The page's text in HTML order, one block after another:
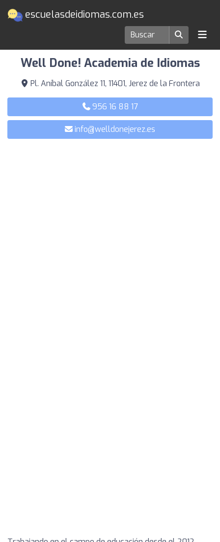
escuelasdeidiomas.com.es
Escuelas de idiomas en Jerez de la Frontera
Well Done! Academia de Idiomas
Pl. Aníbal González 11, 11401, Jerez de la Frontera
956 16 88 17
info@welldonejerez.es